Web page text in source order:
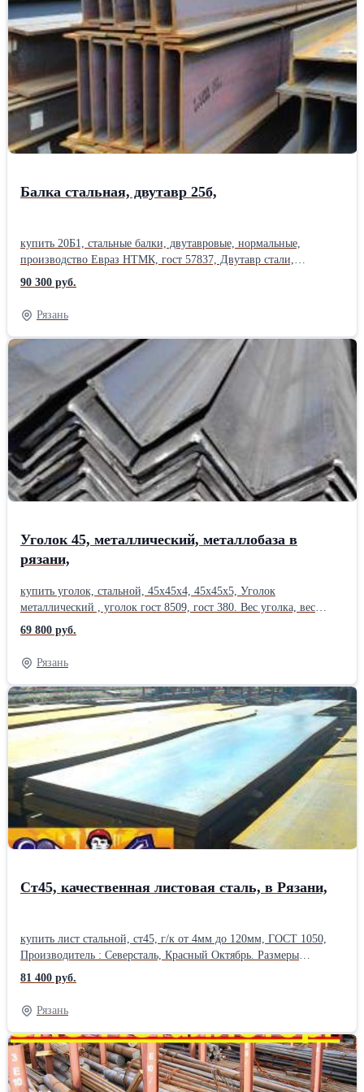
монорельсовая: 24М, 30М, 36М, 45М. мерные балки, длина 12
метров, металлопрокат в наличии, Сертификаты на металл. Есть
склады в 38 городах России. Лист цена. Возможна доставка
по области. Также , всегда можно приобрести на металлобазе
металлторг: трубу круглую, труба профильная, квадратная,
прямоугольная. Лист стальной, круг, квадрат, полоса,поковка
.купить металлопрокат ,арматура а i, оцинковка, швеллер ,
уголок, шестигранник .Производитель: ЕВРАЗ НТМК ГОСТ:
ГОСТ 103-2008 Способ производства: Горячекатаный Марка
металла: Ст 3пс/сп Материал: Стальной Страна-производитель:
Балка стальная, двутавр 25б,
купить 20Б1, стальные балки, двутавровые, нормальные,
производство Евраз НТМК, гост 57837, Двутавр стали,
3сп,С255, 3пс , С245, низколегированная сталь ,09Г2С,
С345. Нормальные двутавры: балка 20Б, 25Б, 30Б, 35Б, 40Б, 45Б,
50Б, 55Б, 60Б, 70Б.Широкополочный двутавр: балка 20Ш, 25Ш,
30Ш, 35Ш, 40Ш, 45Ш, 50Ш, 60Ш, 70Ш, 80Ш, 90Ш, 100Ш.
Двутавр колонный: балка 20К, 25К, 30К, 35К, 40К .балка
монорельсовая: 24М, 30М, 36М, 45М. мерные балки, длина 12
метров, металлопрокат в наличии, Сертификаты на металл. Есть
склады в 38 городах России. Лист цена. Возможна доставка
по области. Также , всегда можно приобрести на металлобазе
металлторг: трубу круглую, труба профильная, квадратная,
прямоугольная. Лист стальной, круг, квадрат, полоса,поковка
.купить металлопрокат ,арматура а i, оцинковка, швеллер ,
уголок, шестигранник .Производитель: ЕВРАЗ НТМК
90 300 руб.
Рязань
Уголок 45, металлический, металлобаза в
рязани,
купить уголок, стальной, 45х45х4, 45х45х5, Уголок
металлический , уголок гост 8509, гост 380. Вес уголка, вес
метра уголка, уголок цена ,уточняйте у менеджера. Отгрузка от
1 уголка . Резка уголок равнополочный, в размер с высокой
точностью , резка металла газом. Отгрузка по электронным
весам. Сертификаты на металл. Есть склады в 38 городах
России. Металл можно купить сегодня , в розницу, от 1 штуки.
Работаем с организациями и частными лицами. Возможна
доставка по области.Уголок
15; 20; 25; 32; 35; 40; 45; 50; 60; 63; 70; 75; 80; 90; 100; 110; 125;
200;Производитель: ЕВРАЗ НТМК ГОСТ: ГОСТ 8509-93 Способ
производства: Горячекатаный Марка металла: Ст 3пс/сп
Материал: Стальной Страна-производитель: Россия
69 800 руб.
Рязань
Ст45, качественная листовая сталь, в Рязани,
купить лист стальной, ст45, г/к от 4мм до 120мм, ГОСТ 1050,
Производитель : Северсталь, Красный Октябрь. Размеры
листового проката: толщина от 3мм до 80 мм, ширина листа
1250-1500 мм, длина листов 2500-6000 мм. вес листа уточняйте
у менеджера. резка металла в размер, плазменная резка, отгрузка
части листа, изготовление заготовок .Также в наличии стальная
арматура, арматура а1, а3, рифленая и гладкая, полоса , квадрат ,
круглая труба, профильные трубы , балка, двутавр, оцинковка,
швеллер , лист стальной . Отгрузка по весам. Сертификаты на
металл. Есть склады в 38 городах России. Металл можно купить
81 400 руб.
Рязань